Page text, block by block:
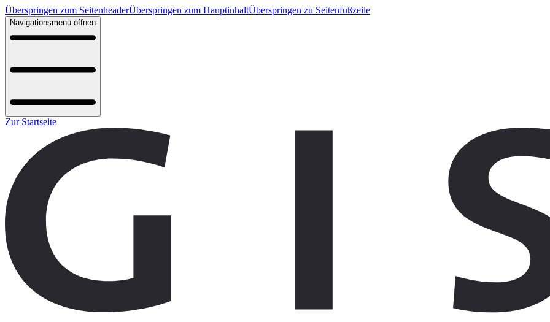
Überspringen zum SeitenheaderÜberspringen zum HauptinhaltÜberspringen zu Seitenfußzeile
Navigationsmenü öffnen
Zur Startseite